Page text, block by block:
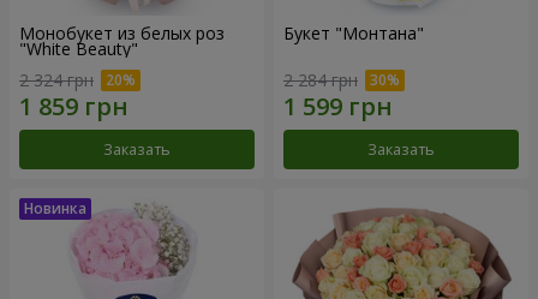
Монобукет из белых роз
"White Beauty"
2 324 грн
Заказать
Букет "Монтана"
2 284 грн
Заказать